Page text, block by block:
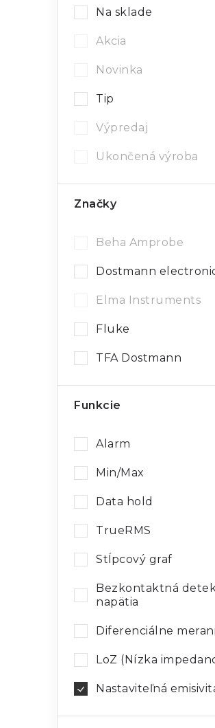
Na sklade
Akcia
Novinka
Tip
Výpredaj
Ukončená výroba
Značky
Beha Amprobe
Dostmann
Elma Instruments
Fluke
TFA Dostmann
Funkcie
Alarm
Min/Max
Data hold
TrueRMS
Stĺpcový graf
Bezkontaktná
napätia
Diferenciálne
LoZ (Nízka
Nastaviteľná